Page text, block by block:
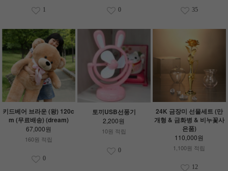
1 0 35
키드베어 브라운 (왕) 120c
m (무료배송) (dream)
67,000원
160원 적립
0
토끼USB선풍기
2,200원
10원 적립
0
24K 금장미 선물세트 (만
개형 & 금화병 & 비누꽃사
은품)
110,000원
1,100원 적립
12